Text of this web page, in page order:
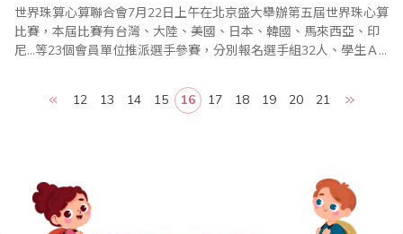
世界珠算心算聯合會7月22日上午在北京盛大舉辦第五屆世界珠心算
比賽，本屆比賽有台灣、大陸、美國、日本、韓國、馬來西亞、印
尼…等23個會員單位推派選手參賽，分別報名選手組32人、學生Ａ
Ａ組3人組成代表隊，由葉宗義副理事長擔任領隊，林敏發老師擔任
總教練，施美鈴老師亦推派選手參加，與其他代表隊同場競技，爭
12 13 14 15 16 17 18 19 20 21